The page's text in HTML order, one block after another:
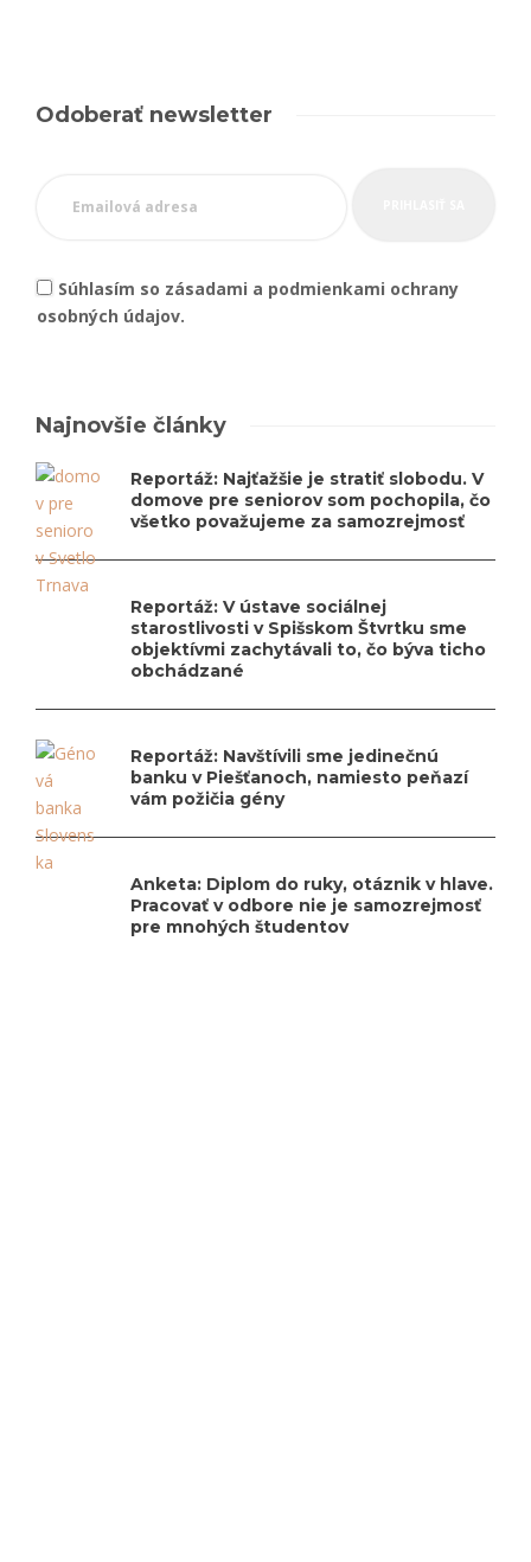
Odoberať newsletter
Súhlasím so zásadami a podmienkami ochrany
osobných údajov.
Najnovšie články
Reportáž: Najťažšie je stratiť slobodu. V
domove pre seniorov som pochopila, čo
všetko považujeme za samozrejmosť
Reportáž: V ústave sociálnej
starostlivosti v Spišskom Štvrtku sme
objektívmi zachytávali to, čo býva ticho
obchádzané
Reportáž: Navštívili sme jedinečnú
banku v Piešťanoch, namiesto peňazí
vám požičia gény
Anketa: Diplom do ruky, otáznik v hlave.
Pracovať v odbore nie je samozrejmosť
pre mnohých študentov